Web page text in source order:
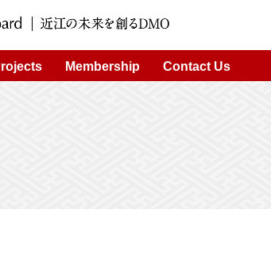
来の近江を創るDMO
Membership Contact Us